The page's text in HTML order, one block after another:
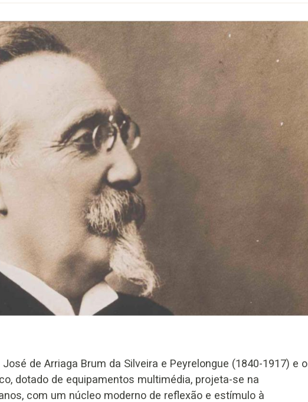
de Arriaga Brum da Silveira e Peyrelongue (1840-1917) e o
dotado de equipamentos multimédia, projeta-se na
com um núcleo moderno de reflexão e estímulo à